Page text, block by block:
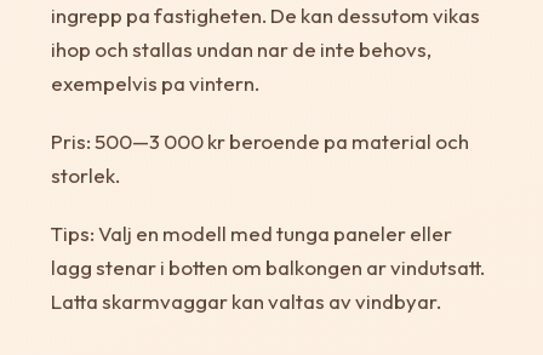
ingrepp pa fastigheten. De kan dessutom vikas
ihop och stallas undan nar de inte behovs,
exempelvis pa vintern.
Pris: 500—3 000 kr beroende pa material och
storlek.
Tips: Valj en modell med tunga paneler eller
lagg stenar i botten om balkongen ar vindutsatt.
Latta skarmvaggar kan valtas av vindbyar.